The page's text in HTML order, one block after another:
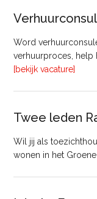
Onderhoud
bij
Word
verhuurproces, help
[bekijk vacature]
Twee leden
Wil jij als
wonen in het